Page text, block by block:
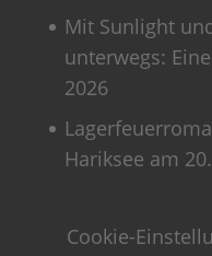
Mit Sunlight
unterwegs:
2026
Hariksee am
Cookie-